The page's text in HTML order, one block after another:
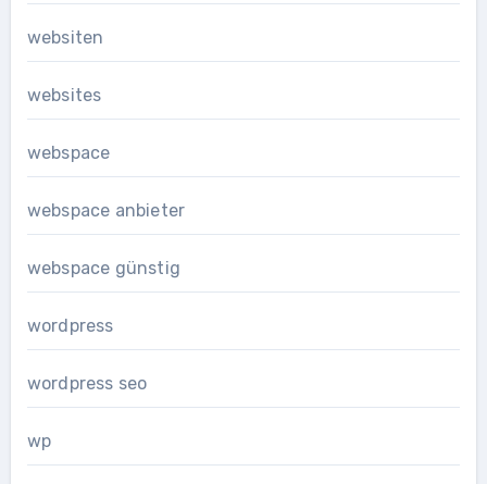
websiten
websites
webspace
webspace anbieter
webspace günstig
wordpress
wordpress seo
wp